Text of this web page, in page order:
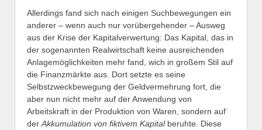
Allerdings fand sich nach einigen Suchbewegungen ein
anderer – wenn auch nur vorübergehender – Ausweg
aus der Krise der Kapitalverwertung: Das Kapital, das in
der sogenannten Realwirtschaft keine ausreichenden
Anlagemöglichkeiten mehr fand, wich in großem Stil auf
die Finanzmärkte aus. Dort setzte es seine
Selbstzweckbewegung der Geldvermehrung fort, die
aber nun nicht mehr auf der Anwendung von
Arbeitskraft in der Produktion von Waren, sondern auf
der Akkumulation von fiktivem Kapitalberuhte. Diese